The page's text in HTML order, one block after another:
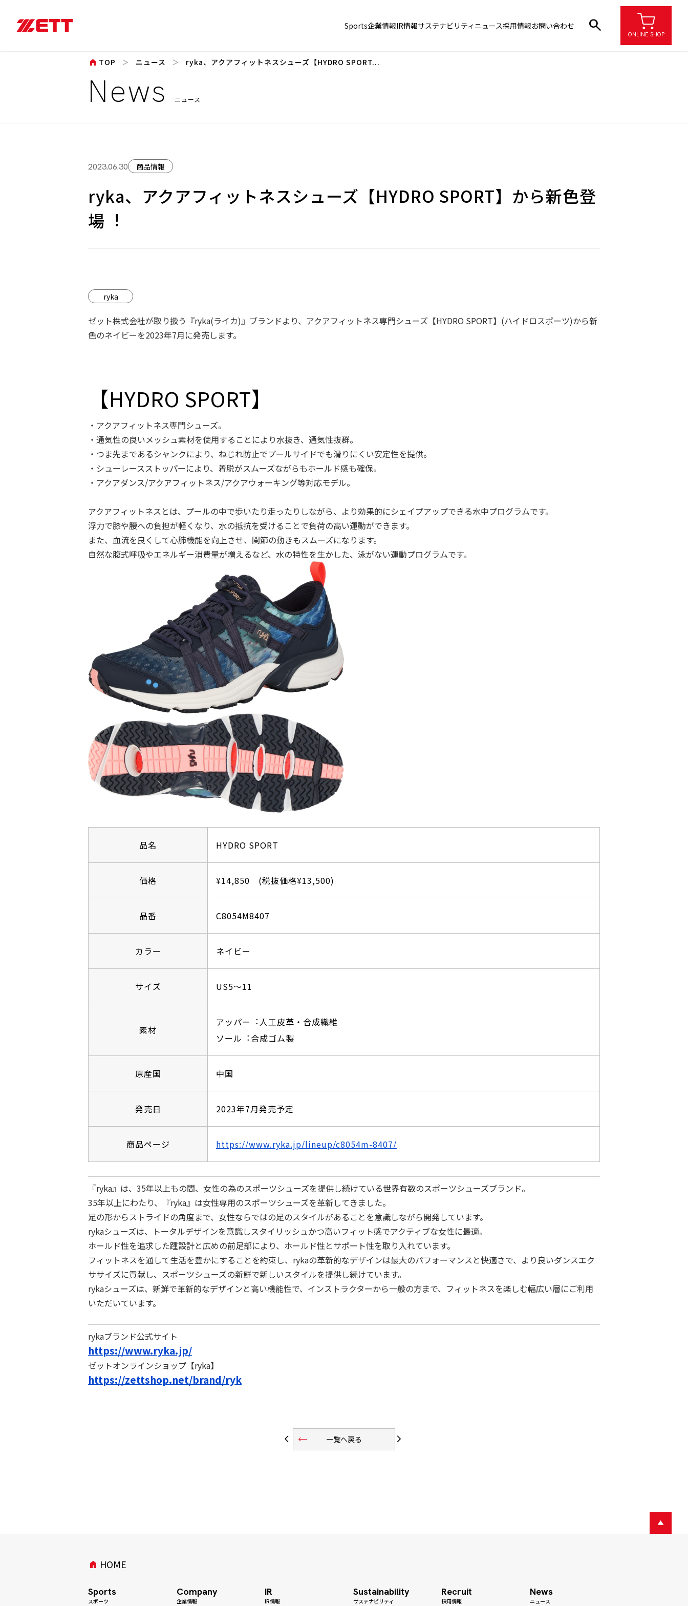
Sports企業情報IR情報サステナビリティ ニュース採用情報お問い合わせ search
ONLINE SHOP
News ニュース
home TOP ニュース ryka、アクアフィットネスシューズ【HYDRO SPORT...
2023.06.30 商品情報
ryka、アクアフィットネスシューズ【HYDRO SPORT】から新色登
場︕
ryka
ゼット株式会社が取り扱う『ryka(ライカ)』ブランドより、アクアフィットネス専⾨シューズ【HYDRO SPORT】(ハイドロスポーツ)から新
色のネイビーを2023年7⽉に発売します。
【HYDRO SPORT】
・アクアフィットネス専⾨シューズ。
・通気性の良いメッシュ素材を使⽤することにより⽔抜き、通気性抜群。
・つま先まであるシャンクにより、ねじれ防⽌でプールサイドでも滑りにくい安定性を提供。
・シューレースストッパーにより、着脱がスムーズながらもホールド感も確保。
・アクアダンス/アクアフィットネス/アクアウォーキング等対応モデル。
アクアフィットネスとは、プールの中で歩いたり走ったりしながら、より効果的にシェイプアップできる⽔中プログラムです。
浮⼒で膝や腰への負担が軽くなり、⽔の抵抗を受けることで負荷の⾼い運動ができます。
また、⾎流を良くして⼼肺機能を向上させ、関節の動きもスムーズになります。
⾃然な腹式呼吸やエネルギー消費量が増えるなど、⽔の特性を⽣かした、泳がない運動プログラムです。
品名 HYDRO SPORT
価格 ¥14,850 (税抜価格¥13,500)
品番 C8054M8407
カラー ネイビー
サイズ US5〜11
素材
アッパー︓⼈⼯⽪⾰・合成繊維
ソール︓合成ゴム製
原産国 中国
発売日 2023年7月発売予定
商品ページ https://www.ryka.jp/lineup/c8054m-8407/
『ryka』は、35年以上もの間、⼥性の為のスポーツシューズを提供し続けている世界有数のスポーツシューズブランド。
35年以上にわたり、『ryka』は⼥性専⽤のスポーツシューズを⾰新してきました。
足の形からストライドの⾓度まで、⼥性ならではの足のスタイルがあることを意識しながら開発しています。
rykaシューズは、トータルデザインを意識しスタイリッシュかつ⾼いフィット感でアクティブな⼥性に最適。
ホールド性を追求した踵設計と広めの前足部により、ホールド性とサポート性を取り入れています。
フィットネスを通して⽣活を豊かにすることを約束し、rykaの⾰新的なデザインは最⼤のパフォーマンスと快適さで、より良いダンスエク
ササイズに貢献し、スポーツシューズの新鮮で新しいスタイルを提供し続けています。
rykaシューズは、新鮮で⾰新的なデザインと⾼い機能性で、インストラクターから⼀般の⽅まで、フィットネスを楽しむ幅広い層にご利⽤
いただいています。
rykaブランド公式サイト
https://www.ryka.jp/
ゼットオンラインショップ【ryka】
https://zettshop.net/brand/ryk
arrow_back_ios 一覧へ戻る
trending_flat arrow_forward_ios
home HOME
Sports
スポーツ
Company
企業情報
IR
IR情報
Sustainability
サステナビリティ
Recruit
採用情報
News
ニュース